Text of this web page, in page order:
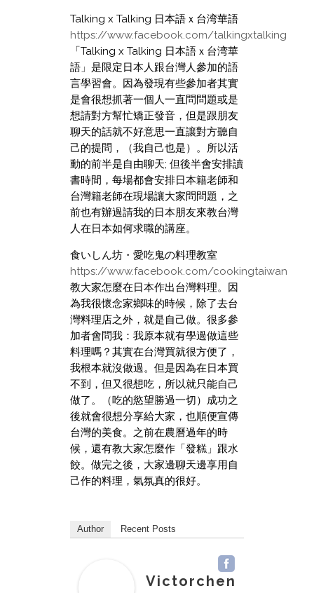
Talking x Talking 日本語ｘ台湾華語
https://www.facebook.com/talkingxtalking
「Talking x Talking 日本語ｘ台湾華
語」是限定日本人跟台灣人參加的語
言學習會。因為發現有些參加者其實
是會很想抓著一個人一直問問題或是
想請對方幫忙矯正發音，但是跟朋友
聊天的話就不好意思一直讓對方聽自
己的提問，（我自己也是）。所以活
動的前半是自由聊天; 但後半會安排讀
書時間，每場都會安排日本籍老師和
台灣籍老師在現場讓大家問問題，之
前也有辦過請我的日本朋友來教台灣
人在日本如何求職的講座。
食いしん坊・愛吃鬼の料理教室
https://www.facebook.com/cookingtaiwan
教大家怎麼在日本作出台灣料理。因
為我很懷念家鄉味的時候，除了去台
灣料理店之外，就是自己做。很多參
加者會問我：我原本就有學過做這些
料理嗎？其實在台灣買就很方便了，
我根本就沒做過。但是因為在日本買
不到，但又很想吃，所以就只能自己
做了。（吃的慾望勝過一切）成功之
後就會很想分享給大家，也順便宣傳
台灣的美食。之前在農曆過年的時
候，還有教大家怎麼作「發糕」跟水
餃。做完之後，大家邊聊天邊享用自
己作的料理，氣氛真的很好。
Author Recent Posts
Victorchen